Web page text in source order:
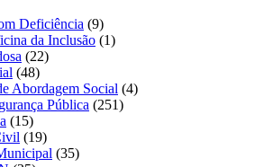
Deficiência (9)
da Inclusão (1)
(22)
(48)
Abordagem Social (4)
Pública (251)
(15)
(19)
(35)